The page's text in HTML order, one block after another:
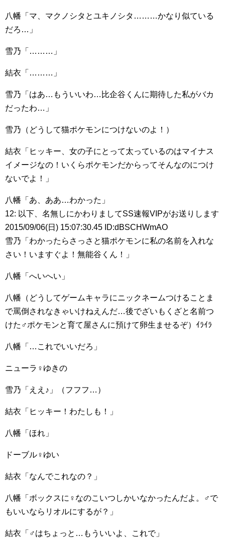
八幡「マ、マクノシタとユキノシタ………かなり似ている
だろ…」
雪乃「………」
結衣「………」
雪乃「はあ…もういいわ…比企谷くんに期待した私がバカ
だったわ…」
雪乃（どうして猫ポケモンにつけないのよ！）
結衣「ヒッキー、女の子にとって太っているのはマイナス
イメージなの！いくらポケモンだからってそんなのにつけ
ないでよ！」
八幡「あ、ああ…わかった」
12: 以下、名無しにかわりましてSS速報VIPがお送りします
2015/09/06(日) 15:07:30.45 ID:dBSCHWmAO
雪乃「わかったらさっさと猫ポケモンに私の名前を入れな
さい！いますぐよ！無能谷くん！」
八幡「へいへい」
八幡（どうしてゲームキャラにニックネームつけることま
で罵倒されなきゃいけねえんだ…後でざいもくざと名前つ
けた♂ポケモンと育て屋さんに預けて卵生ませるぞ）ｲﾗｲﾗ
八幡「…これでいいだろ」
ニューラ♀ゆきの
雪乃「ええ♪」（フフフ…）
結衣「ヒッキー！わたしも！」
八幡「ほれ」
ドーブル♀ゆい
結衣「なんでこれなの？」
八幡「ボックスに♀なのこいつしかいなかったんだよ。♂で
もいいならリオルにするが？」
結衣「♂はちょっと…もういいよ、これで」